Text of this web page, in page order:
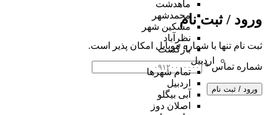
ورود / ثبت نام
ثبت نام تنها با شماره موبایل امکان پذیر است.
شماره تماس*
ورود / ثبت نام
ماهدشت
محمدشهر
مشکین شهر
نظرآباد
بازگشت
اردبیل
تمام شهر‌ها
اردبیل
آبی بیگلو
اصلان دوز